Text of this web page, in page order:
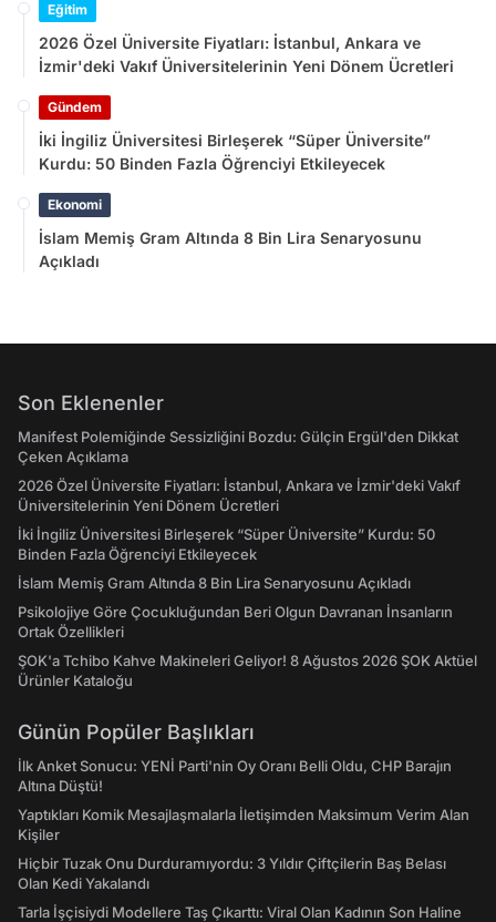
Eğitim
2026 Özel Üniversite Fiyatları: İstanbul, Ankara ve
İzmir'deki Vakıf Üniversitelerinin Yeni Dönem Ücretleri
Gündem
İki İngiliz Üniversitesi Birleşerek “Süper Üniversite”
Kurdu: 50 Binden Fazla Öğrenciyi Etkileyecek
Ekonomi
İslam Memiş Gram Altında 8 Bin Lira Senaryosunu
Açıkladı
Son Eklenenler
Manifest Polemiğinde Sessizliğini Bozdu: Gülçin Ergül'den Dikkat
Çeken Açıklama
2026 Özel Üniversite Fiyatları: İstanbul, Ankara ve İzmir'deki Vakıf
Üniversitelerinin Yeni Dönem Ücretleri
İki İngiliz Üniversitesi Birleşerek “Süper Üniversite” Kurdu: 50
Binden Fazla Öğrenciyi Etkileyecek
İslam Memiş Gram Altında 8 Bin Lira Senaryosunu Açıkladı
Psikolojiye Göre Çocukluğundan Beri Olgun Davranan İnsanların
Ortak Özellikleri
ŞOK'a Tchibo Kahve Makineleri Geliyor! 8 Ağustos 2026 ŞOK Aktüel
Ürünler Kataloğu
Günün Popüler Başlıkları
İlk Anket Sonucu: YENİ Parti'nin Oy Oranı Belli Oldu, CHP Barajın
Altına Düştü!
Yaptıkları Komik Mesajlaşmalarla İletişimden Maksimum Verim Alan
Kişiler
Hiçbir Tuzak Onu Durduramıyordu: 3 Yıldır Çiftçilerin Baş Belası
Olan Kedi Yakalandı
Tarla İşçisiydi Modellere Taş Çıkarttı: Viral Olan Kadının Son Haline